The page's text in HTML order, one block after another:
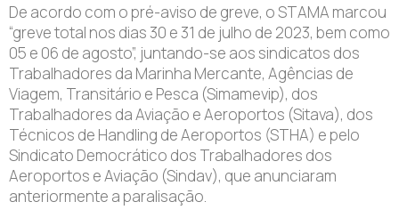
De acordo com o pré-aviso de greve, o STAMA marcou
“greve total nos dias 30 e 31 de julho de 2023, bem como
05 e 06 de agosto”, juntando-se aos sindicatos dos
Trabalhadores da Marinha Mercante, Agências de
Viagem, Transitário e Pesca (Simamevip), dos
Trabalhadores da Aviação e Aeroportos (Sitava), dos
Técnicos de Handling de Aeroportos (STHA) e pelo
Sindicato Democrático dos Trabalhadores dos
Aeroportos e Aviação (Sindav), que anunciaram
anteriormente a paralisação.